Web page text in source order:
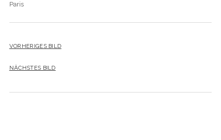
Paris
VORHERIGES BILD
NÄCHSTES BILD